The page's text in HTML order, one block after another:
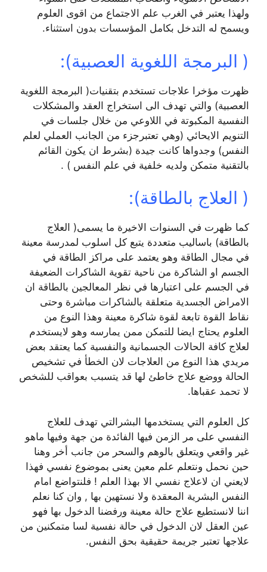
ولهذا يعتبر في الغرب علم الاجتماع من اقوى العلوم
ويسمح له التدخل بكامل المؤسسات بدون استثناء.
( البرمجة اللغوية العصبية):
ظهرت مؤخرا علاجات تستخدم بتقنيات( البرمجة اللغوية
العصبية) والتي تهدف الى استخراج العقد والمشكلات
النفسية المكبوتة في اللاوعي من خلال جلسات في
التنويم الايحائي (وهي تعتبرجزء من الجانب العملي لعلم
النفس) وجدواها كانت جيدة (بشرط ان يكون القائم
بالتقنية متمكن ولديه خلفية في علم النفس ) .
( العلاج بالطاقة):
كما ظهرت في السنوات الاخيرة ما يسمى( العلاج
بالطاقة) باساليب متعددة يتبع كل اسلوب لمدرسة معينة
في مجال الطاقة وهو يعتمد على مراكز الطاقة في
الجسم او الشاكرة من ناحية تقوية الشاكرات الضعيفة
في الجسم على اعتبارها في نظر المعالجين بالطاقة ان
الامراض الجسدية متعلقة بالشاكرات مباشرة وحتى
نقاط القوة تابعة لقوة شاكرة معينة وهذا النوع من
العلوم يحتاج ايضا للتمكن ممن يمارسه وهو لايستخدم
لعلاج كافة الحالات الجسمانية والنفسية كما يعتقد بعض
مريدي هذا النوع من العلاجات لان الخطأ في تشخيص
الحالة ووضع علاج خاطئ لها قد يتسبب بعواقب للشخص
لا تحمد عقباها.
كل العلوم التي يستخدمها البشرالتي تهدف للعلاج
النفسي على مر الزمن فيها الفائدة من جهة وفيها ماهو
غير واقعي ويتعلق بالوهم والسحر من جانب أخر وهنا
حين نحمل ونتعلم علم معين يعنى بموضوع نفسي فهذا
لايعني ان لاعلاج نفسي الا بهذا العلم ! فلنتواضع امام
النفس البشرية المعقدة ولا نستهين بها , وان كنا نعلم
اننا لانستطيع علاج حالة معينة ورفضنا الدخول بها فهو
عين العقل لان الدخول في حالة نفسية لسا متمكنين من
علاجها تعتبر جريمة حقيقية بحق النفس.